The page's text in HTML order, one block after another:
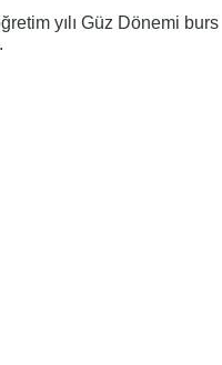
yılı Güz Dönemi burs